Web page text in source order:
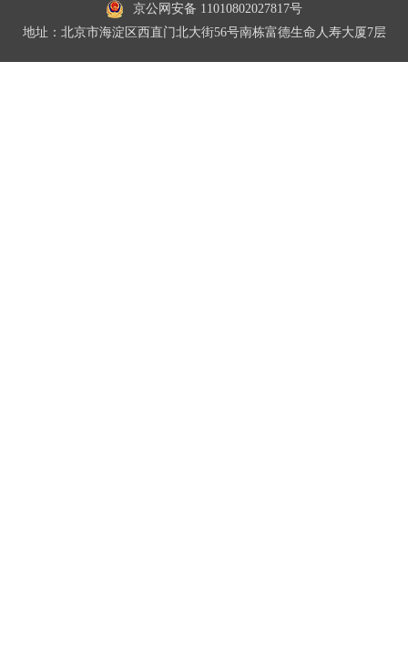
京公网安备 11010802027817号
地址：北京市海淀区西直门北大街56号南栋富德生命人寿大厦7层